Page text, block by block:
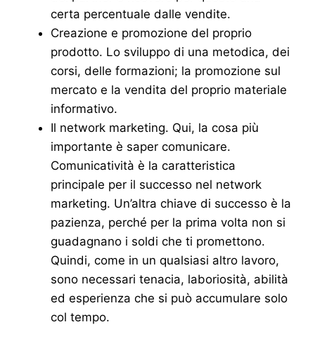
certa percentuale dalle vendite.
Creazione e promozione del proprio
prodotto. Lo sviluppo di una metodica, dei
corsi, delle formazioni; la promozione sul
mercato e la vendita del proprio materiale
informativo.
Il network marketing. Qui, la cosa più
importante è saper comunicare.
Comunicatività è la caratteristica
principale per il successo nel network
marketing. Un’altra chiave di successo è la
pazienza, perché per la prima volta non si
guadagnano i soldi che ti promettono.
Quindi, come in un qualsiasi altro lavoro,
sono necessari tenacia, laboriosità, abilità
ed esperienza che si può accumulare solo
col tempo.